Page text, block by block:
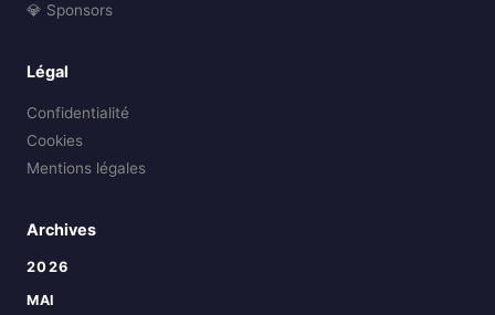
💎 Sponsors
Légal
Confidentialité
Cookies
Mentions légales
Archives
2026
MAI